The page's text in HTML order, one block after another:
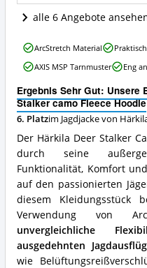
ist
diese
von
Härkila
erhältlich?
alle 6 Angebote
Ergebnis Sehr Gut: Unsere
Stalker camo Fleece Hoodie
6. Platzim Jagdjacke von
Der Härkila Deer Stalker
durch seine
Funktionalität, Komfort
auf den passionierten
diesem Kleidungsstück
Verwendung von
unvergleichliche
ausgedehnten
wie
Härkila
Deer
Stalker
Fleece
Hoodie
Vorteile:
Was
spricht
für
diese
Jagdjacke
von
Härkila?
ArcStretch Material
AXIS MSP Tarnmuster
Eng